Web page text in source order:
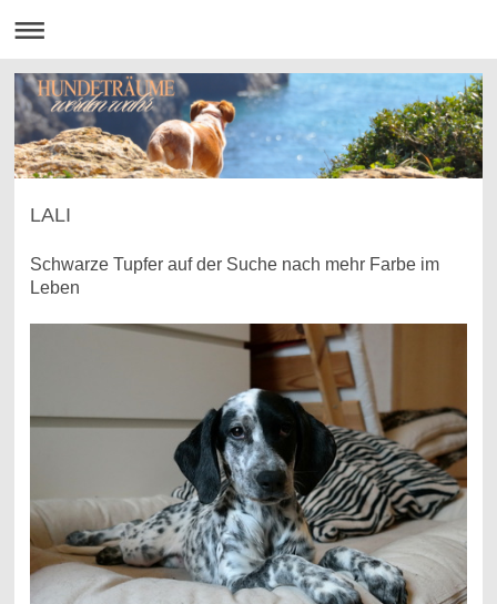
LALI
Schwarze Tupfer auf der Suche nach mehr Farbe im
Leben